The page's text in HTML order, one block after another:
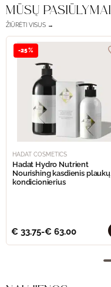
MŪSŲ PASIŪLYMAI
ŽIŪRĖTI VISUS →
-25%
HADAT COSMETICS
Hadat Hydro Nutrient
Nourishing kasdienis plaukų
kondicionierius
€ 33.75-€ 63.00